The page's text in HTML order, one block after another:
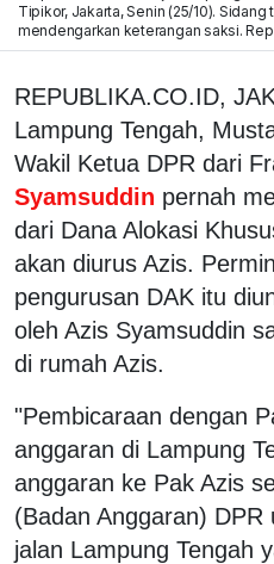
Tipikor, Jakarta, Senin (25/10).
mendengarkan keterangan saksi.
REPUBLIKA.CO.ID,
Lampung Tengah,
Wakil Ketua DPR dari
Syamsuddin pernah
dari Dana Alokasi
akan diurus Azis.
pengurusan DAK itu
oleh Azis Syamsuddin
di rumah Azis.
"Pembicaraan dengan
anggaran di Lampung
anggaran ke Pak Azis
(Badan Anggaran)
jalan Lampung Tengah